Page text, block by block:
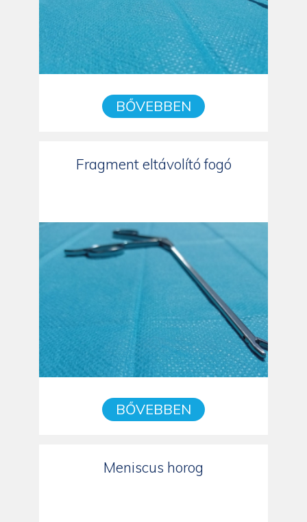
BŐVEBBEN
Fragment eltávolító fogó
BŐVEBBEN
Meniscus horog